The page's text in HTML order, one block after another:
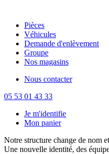
Pièces
Véhicules
Demande d'enlèvement
Groupe
Nos magasins
Nous contacter
05 53 01 43 33
Je m'identifie
Mon panier
Notre structure change de nom
Une nouvelle identité, des